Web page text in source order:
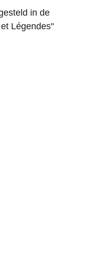
in de
Légendes"